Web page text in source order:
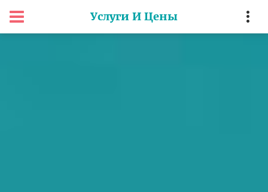
Услуги И Цены